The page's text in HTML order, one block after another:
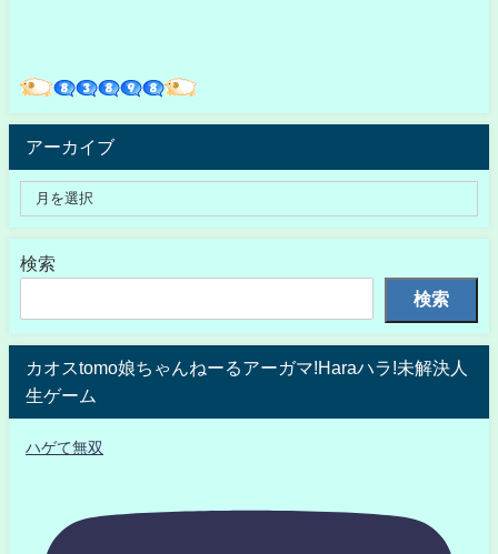
アーカイブ
検索
検索
カオスtomo娘ちゃんねーるアーガマ!Haraハラ!未解決人
生ゲーム
ハゲて無双